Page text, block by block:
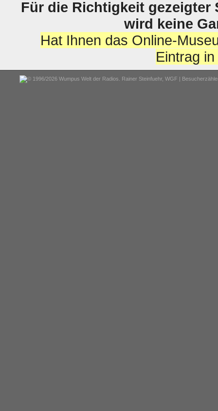
Für die Richtigkeit
wird keine
Hat Ihnen das Online-
Eintrag
© 1996/2026 Wumpus Welt der Radios. Rainer Steinfuehr, WGF |